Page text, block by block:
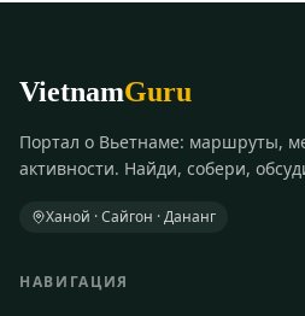
VietnamGuru
Портал о Вьетнаме: маршруты,
активности. Найди, собери,
Ханой · Сайгон · Дананг
НАВИГАЦИЯ